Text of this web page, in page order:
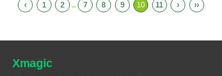
‹ 1 2 .. 7 8 9 10 11 › ››
Xmagic